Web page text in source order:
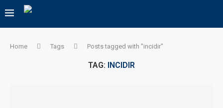
Home Tags Posts tagged with "incidir"
TAG: INCIDIR